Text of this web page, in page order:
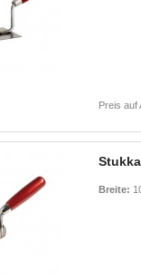
Preis auf
Breite: